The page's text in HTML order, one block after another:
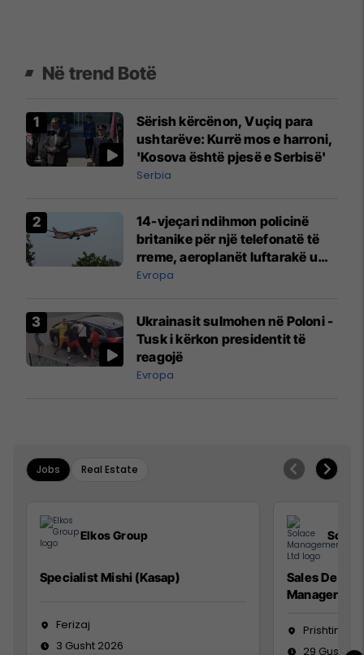
Në trend Botë
Sërish kërcënon, Vuçiq para
ushtarëve: Kurrë mos e harroni,
'Kosova është pjesë e Serbisë'
Serbia
14-vjeçari ndihmon policinë
britanike për një telefonatë të
rreme, aeroplanët luftarakë u
ngritën në ajër për të
Mançesterit
Evropa
Ukrainasit sulmohen në Poloni -
Tusk i kërkon presidentit të
reagojë
Evropa
Jobs Real Estate
Elkos Group
Specialist Mishi (Kasap)
Ferizaj
3 Gusht 2026
Sales
Manager
Prishtinë
29 Gusht